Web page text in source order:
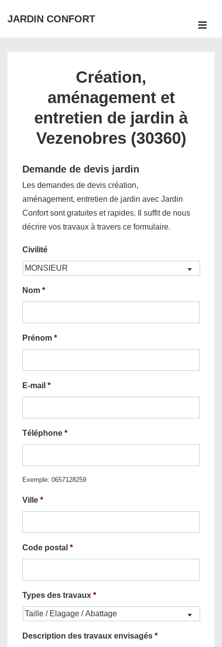
passer
JARDIN CONFORT
Création,
aménagement et
entretien de jardin à
Vezenobres (30360)
Demande de devis jardin
Les demandes de devis création,
aménagement, entretien de jardin avec Jardin
Confort sont gratuites et rapides. Il suffit de nous
décrire vos travaux à travers ce formulaire.
Civilité
Nom *
Prénom *
E-mail *
Téléphone *
Exemple: 0657128259
Ville *
Code postal *
Types des travaux *
Description des travaux envisagés *